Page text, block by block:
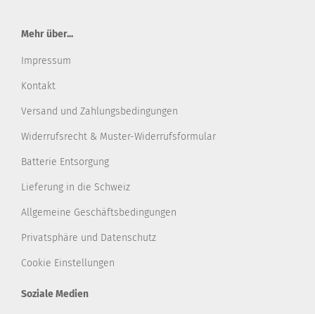
Mehr über...
Impressum
Kontakt
Versand und Zahlungsbedingungen
Widerrufsrecht & Muster-Widerrufsformular
Batterie Entsorgung
Lieferung in die Schweiz
Allgemeine Geschäftsbedingungen
Privatsphäre und Datenschutz
Cookie Einstellungen
Soziale Medien